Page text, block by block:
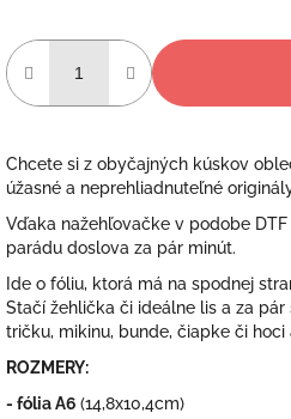
Chcete si z obyčajných kúskov
úžasné a neprehliadnuteľné
Vďaka nažehľovačke v podobe
parádu doslova za pár minút.
Ide o fóliu, ktorá má na spodnej
Stačí žehlička či ideálne lis a za
tričku, mikinu, bunde, čiapke či hoci
ROZMERY:
- fólia A6 (14,8x10,4cm)